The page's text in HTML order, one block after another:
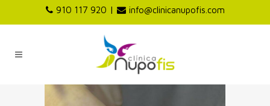
910 117 920 | info@clinicanupofis.com